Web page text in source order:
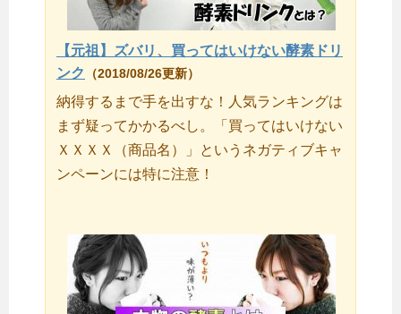
【元祖】ズバリ、買ってはいけない酵素ドリ
ンク
（2018/08/26更新）
納得するまで手を出すな！人気ランキングは
まず疑ってかかるべし。「買ってはいけない
ＸＸＸＸ（商品名）」というネガティブキャ
ンペーンには特に注意！